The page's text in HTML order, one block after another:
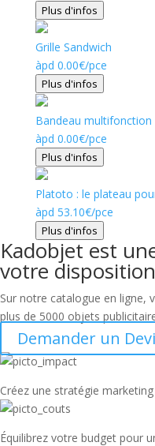
Plus d'infos
Grille Sandwich
àpd 0.00€/pce
Plus d'infos
Bandeau multifonction
àpd 0.00€/pce
Plus d'infos
Platoto : le plateau
àpd 53.10€/pce
Plus d'infos
Kadobjet est
votre
Sur notre catalogue en ligne,
plus de 5000 objets
Demander un
Créez une stratégie
Équilibrez votre budget pour